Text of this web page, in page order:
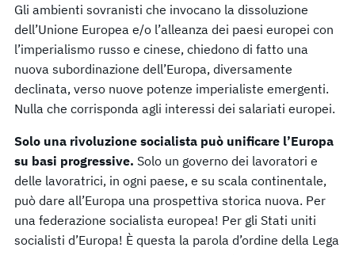
Gli ambienti sovranisti che invocano la dissoluzione
dell’Unione Europea e/o l’alleanza dei paesi europei con
l’imperialismo russo e cinese, chiedono di fatto una
nuova subordinazione dell’Europa, diversamente
declinata, verso nuove potenze imperialiste emergenti.
Nulla che corrisponda agli interessi dei salariati europei.
Solo una rivoluzione socialista può unificare l’Europa
su basi progressive. Solo un governo dei lavoratori e
delle lavoratrici, in ogni paese, e su scala continentale,
può dare all’Europa una prospettiva storica nuova. Per
una federazione socialista europea! Per gli Stati uniti
socialisti d’Europa! È questa la parola d’ordine della Lega